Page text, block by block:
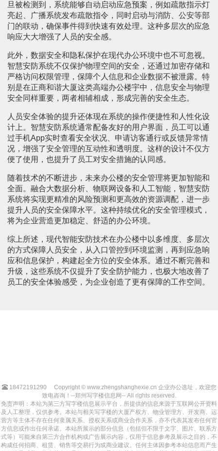
旦被检测到，系统能够自动启动应急预案，例如疏散指示灯
亮起、广播系统发布疏散指令，同时启动与消防、公安等部
门的联动，确保事件得到快速有效处理。这种多层次的应急
响应大大增强了人员的安全感。
此外，数据安全和隐私保护在现代办公环境中也不可忽视。
智慧安防系统不仅保护物理空间的安全，还通过加密存储和
严格访问权限管理，保障个人信息和企业数据不被泄露。特
别是在正商和谐大厦这类高端办公楼宇中，信息安全与物理
安全同样重要，两者相辅相成，形成完善的安全生态。
人员安全体验的提升还体现在系统的操作便捷性和人性化设
计上。智慧安防系统通常配备友好的用户界面，员工可以通
过手机App实时查看安全状况、申请访客通行或反馈异常情
况，增强了安全管理的互动性和透明度。这样的设计不仅方
便了使用，也提升了员工对安全措施的认同感。
随着技术的不断进步，未来办公楼的安全管理将更加智能和
全面。融合大数据分析、物联网设备和人工智能，智慧安防
系统将实现更精准的风险预测和更高效的资源调配，进一步
提升人员的安全保障水平。这种持续优化的安全管理模式，
将为企业营造更加稳定、舒适的办公环境。
综上所述，现代智能安防技术在办公楼中以多维度、多层次
的方式保障人员安全，从入口管控到环境监测，再到应急响
应和信息保护，构建起全方位的安全体系。通过不断完善和
升级，这些系统不仅提升了安全防护能力，也极大地改善了
员工的安全体验感受，为企业创造了更有保障的工作空间。
18472191290
Copyright © www.zhengshanghexie.cn 企业办公选址，欢迎您
致电咨询！--郑州写字楼信息网-- All rights reserved.
免责声明：本站为第三方写字楼信息展示平台，所提供的信息来源于互联网公开资料
及人工整理，仅供参考。本站与相关写字楼的大厦产权方、物业管理方、开发商、运
营方等主体不存在任何隶属关系、授权关系或商业合作关系，亦不代表其发布任何官
方信息或作出任何承诺。本站所展示的部分信息（包括但不限于文字、图片、联系方
式等）可能来自第三方合作机构或广告展示内容，仅用于信息参考及展示之目的，不
构成任何招商、租赁、销售等交易行为或商业建议。任何主体因参考本站信息而产生